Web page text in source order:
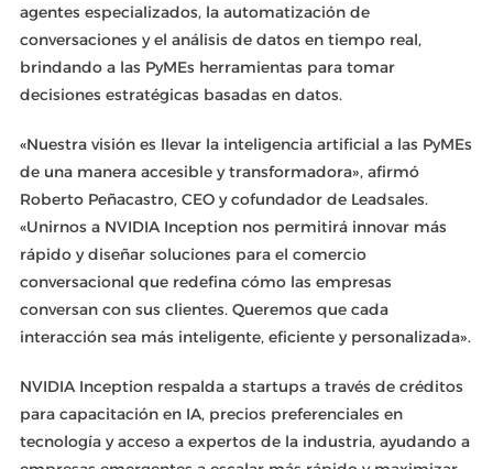
agentes especializados, la automatización de
conversaciones y el análisis de datos en tiempo real,
brindando a las PyMEs herramientas para tomar
decisiones estratégicas basadas en datos.
«Nuestra visión es llevar la inteligencia artificial a las PyMEs
de una manera accesible y transformadora», afirmó
Roberto Peñacastro, CEO y cofundador de Leadsales.
«Unirnos a NVIDIA Inception nos permitirá innovar más
rápido y diseñar soluciones para el comercio
conversacional que redefina cómo las empresas
conversan con sus clientes. Queremos que cada
interacción sea más inteligente, eficiente y personalizada».
NVIDIA Inception respalda a startups a través de créditos
para capacitación en IA, precios preferenciales en
tecnología y acceso a expertos de la industria, ayudando a